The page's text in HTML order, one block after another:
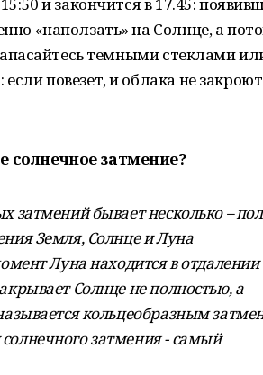
«наползать» на Солнце, а
темными стеклами
повезет, и облака не закроют
солнечное затмение?
затмений бывает несколько –
Земля, Солнце и Луна
Луна находится в отдалении
Солнце не полностью, а
кольцеобразным
затмения - самый